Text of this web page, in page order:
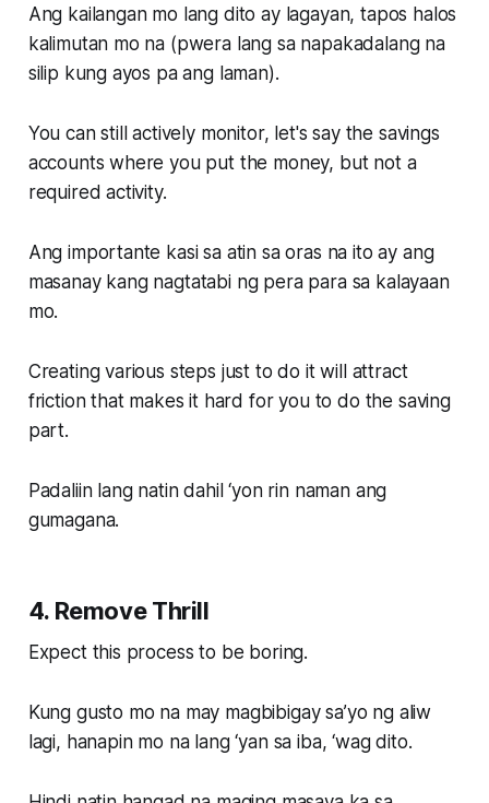
Ang kailangan mo lang dito ay lagayan, tapos halos
kalimutan mo na (pwera lang sa napakadalang na
silip kung ayos pa ang laman).
You can still actively monitor, let's say the savings
accounts where you put the money, but not a
required activity.
Ang importante kasi sa atin sa oras na ito ay ang
masanay kang nagtatabi ng pera para sa kalayaan
mo.
Creating various steps just to do it will attract
friction that makes it hard for you to do the saving
part.
Padaliin lang natin dahil ‘yon rin naman ang
gumagana.
4. Remove Thrill
Expect this process to be boring.
Kung gusto mo na may magbibigay sa’yo ng aliw
lagi, hanapin mo na lang ‘yan sa iba, ‘wag dito.